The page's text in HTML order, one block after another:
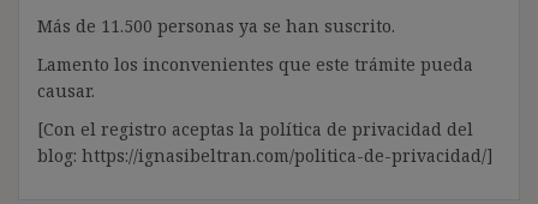
Más de 11.500 personas ya se han suscrito.
Lamento los inconvenientes que este trámite pueda
causar.
[Con el registro aceptas la política de privacidad del
blog: https://ignasibeltran.com/politica-de-privacidad/]